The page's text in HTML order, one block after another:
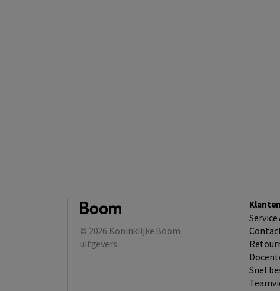
© 2026 Koninklijke Boom
uitgevers
Snel